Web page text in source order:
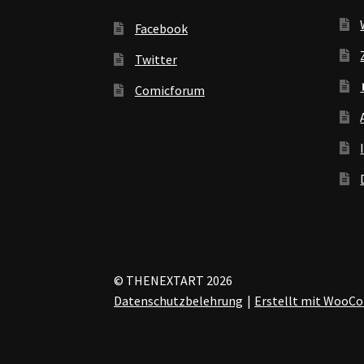
Facebook
Twitter
Comicforum
© THENEXTART 2026
Datenschutzbelehrung
Erstellt mit